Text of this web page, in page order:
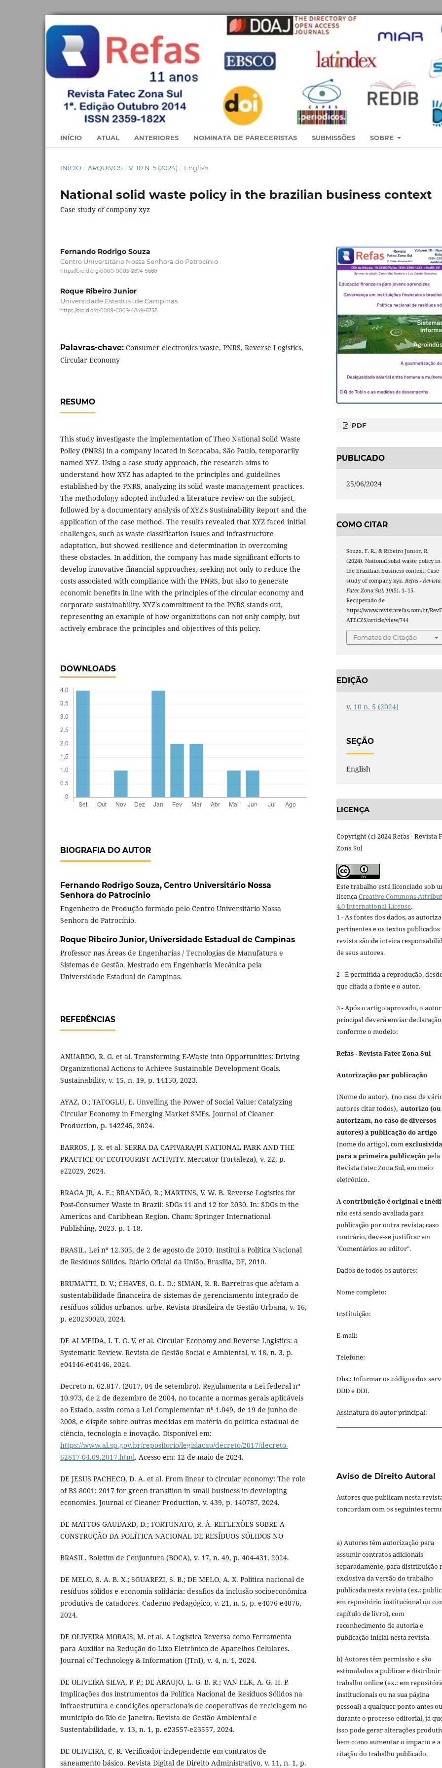
INÍCIO ATUAL ANTERIORES NOMINATA DE PARECERISTAS SUBMISSÕES SOBRE
INÍCIO / ARQUIVOS / V. 10 N. 5 (2024) / English
National solid waste policy in the brazilian business context
Case study of company xyz
Fernando Rodrigo Souza
Centro Universitário Nossa Senhora do Patrocínio
https://orcid.org/0000-0003-2874-5680
Roque Ribeiro Junior
Universidade Estadual de Campinas
https://orcid.org/0009-0009-4849-6758
Palavras-chave: Consumer electronics waste, PNRS, Reverse Logistics,
Circular Economy
RESUMO
This study investigaste the implementation of Theo National Solid Waste
Polley (PNRS) in a company located in Sorocaba, São Paulo, temporarily
named XYZ. Using a case study approach, the research aims to
understand how XYZ has adapted to the principles and guidelines
established by the PNRS, analyzing its solid waste management practices.
The methodology adopted included a literature review on the subject,
followed by a documentary analysis of XYZ's Sustainability Report and the
application of the case method. The results revealed that XYZ faced initial
challenges, such as waste classification issues and infrastructure
adaptation, but showed resilience and determination in overcoming
these obstacles. In addition, the company has made significant efforts to
develop innovative financial approaches, seeking not only to reduce the
costs associated with compliance with the PNRS, but also to generate
economic benefits in line with the principles of the circular economy and
corporate sustainability. XYZ's commitment to the PNRS stands out,
representing an example of how organizations can not only comply, but
actively embrace the principles and objectives of this policy.
DOWNLOADS
BIOGRAFIA DO AUTOR
Fernando Rodrigo Souza, Centro Universitário Nossa
Senhora do Patrocínio
Engenheiro de Produção formado pelo Centro Universitário Nossa
Senhora do Patrocínio.
Roque Ribeiro Junior, Universidade Estadual de Campinas
Professor nas Áreas de Engenharias / Tecnologias de Manufatura e
Sistemas de Gestão. Mestrado em Engenharia Mecânica pela
Universidade Estadual de Campinas.
REFERÊNCIAS
ANUARDO, R. G. et al. Transforming E-Waste into Opportunities: Driving
Organizational Actions to Achieve Sustainable Development Goals.
Sustainability, v. 15, n. 19, p. 14150, 2023.
AYAZ, O.; TATOGLU, E. Unveiling the Power of Social Value: Catalyzing
Circular Economy in Emerging Market SMEs. Journal of Cleaner
Production, p. 142245, 2024.
BARROS, J. R. et al. SERRA DA CAPIVARA/PI NATIONAL PARK AND THE
PRACTICE OF ECOTOURIST ACTIVITY. Mercator (Fortaleza), v. 22, p.
e22029, 2024.
BRAGA JR, A. E.; BRANDÃO, R.; MARTINS, V. W. B. Reverse Logistics for
Post-Consumer Waste in Brazil: SDGs 11 and 12 for 2030. In: SDGs in the
Americas and Caribbean Region. Cham: Springer International
Publishing, 2023. p. 1-18.
BRASIL. Lei nº 12.305, de 2 de agosto de 2010. Institui a Política Nacional
de Resíduos Sólidos. Diário Oficial da União, Brasília, DF, 2010.
BRUMATTI, D. V.; CHAVES, G. L. D.; SIMAN, R. R. Barreiras que afetam a
sustentabilidade financeira de sistemas de gerenciamento integrado de
resíduos sólidos urbanos. urbe. Revista Brasileira de Gestão Urbana, v. 16,
p. e20230020, 2024.
DE ALMEIDA, I. T. G. V. et al. Circular Economy and Reverse Logistics: a
Systematic Review. Revista de Gestão Social e Ambiental, v. 18, n. 3, p.
e04146-e04146, 2024.
Decreto n. 62.817. (2017, 04 de setembro). Regulamenta a Lei federal nº
10.973, de 2 de dezembro de 2004, no tocante a normas gerais aplicáveis
ao Estado, assim como a Lei Complementar nº 1.049, de 19 de junho de
2008, e dispõe sobre outras medidas em matéria da política estadual de
ciência, tecnologia e inovação. Disponível em:
https://www.al.sp.gov.br/repositorio/legislacao/decreto/2017/decreto-
62817-04.09.2017.html. Acesso em: 12 de maio de 2024.
DE JESUS PACHECO, D. A. et al. From linear to circular economy: The role
of BS 8001: 2017 for green transition in small business in developing
economies. Journal of Cleaner Production, v. 439, p. 140787, 2024.
DE MATTOS GAUDARD, D.; FORTUNATO, R. Â. REFLEXÕES SOBRE A
CONSTRUÇÃO DA POLÍTICA NACIONAL DE RESÍDUOS SÓLIDOS NO
BRASIL. Boletim de Conjuntura (BOCA), v. 17, n. 49, p. 404-431, 2024.
DE MELO, S. A. B. X.; SGUAREZI, S. B.; DE MELO, A. X. Política nacional de
resíduos sólidos e economia solidária: desafios da inclusão socioeconômica
produtiva de catadores. Caderno Pedagógico, v. 21, n. 5, p. e4076-e4076,
2024.
DE OLIVEIRA MORAIS, M. et al. A Logística Reversa como Ferramenta
para Auxiliar na Redução do Lixo Eletrônico de Aparelhos Celulares.
Journal of Technology & Information (JTnI), v. 4, n. 1, 2024.
DE OLIVEIRA SILVA, P. P.; DE ARAUJO, L. G. B. R.; VAN ELK, A. G. H. P.
Implicações dos instrumentos da Política Nacional de Resíduos Sólidos na
infraestrutura e condições operacionais de cooperativas de reciclagem no
município do Rio de Janeiro. Revista de Gestão Ambiental e
Sustentabilidade, v. 13, n. 1, p. e23557-e23557, 2024.
DE OLIVEIRA, C. R. Verificador independente em contratos de
saneamento básico. Revista Digital de Direito Administrativo, v. 11, n. 1, p.
PDF
PUBLICADO
25/06/2024
COMO CITAR
Souza, F. R., & Ribeiro Junior, R.
(2024). National solid waste policy in
the brazilian business context: Case
study of company xyz. Refas - Revista
Fatec Zona Sul, 10(5), 1–15.
Recuperado de
https://www.revistarefas.com.br/RevF
ATECZS/article/view/744
Fomatos de Citação
EDIÇÃO
v. 10 n. 5 (2024)
SEÇÃO
English
LICENÇA
Copyright (c) 2024 Refas - Revista
Zona Sul
Este trabalho está licenciado sob
licençaCreative Commons
4.0 International License.
1 - As fontes dos dados, as
pertinentes e os textos publicados
revista são de inteira
de seus autores.
2 - É permitida a reprodução,
que citada a fonte e o autor.
3 - Após o artigo aprovado, o autor
principal deverá enviar
conforme o modelo:
Refas - Revista Fatec Zona Sul
Autorização par publicação
(Nome do autor), (no caso de
autores citar todos), autorizo (ou
autorizam, no caso de diversos
autores) a publicação do artigo
(nome do artigo), com
para a primeira publicaçãopela
Revista Fatec Zona Sul, em meio
eletrônico.
A contribuição é original e
não está sendo avaliada para
publicação por outra revista; caso
contrário, deve-se justificar em
"Comentários ao editor".
Dados de todos os autores:
Nome completo:
Instituição:
E-mail:
Telefone:
Obs.: Informar os códigos dos
DDD e DDI.
Assinatura do autor principal:
Aviso de Direito Autoral
Autores que publicam nesta
concordam com os seguintes
a) Autores têm autorização para
assumir contratos adicionais
separadamente, para distribuição
exclusiva da versão do trabalho
publicada nesta revista (ex.:
em repositório institucional ou
capítulo de livro), com
reconhecimento de autoria e
publicação inicial nesta revista.
b) Autores têm permissão e são
estimulados a publicar e distribuir
trabalho online (ex.: em
institucionais ou na sua página
pessoal) a qualquer ponto antes ou
durante o processo editorial, já
isso pode gerar alterações
bem como aumentar o impacto e a
citação do trabalho publicado.